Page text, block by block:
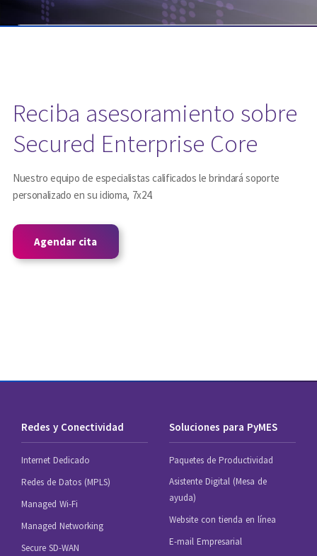
Reciba asesoramiento sobre
Secured Enterprise Core
Nuestro equipo de especialistas calificados le brindará soporte
personalizado en su idioma, 7x24.
Agendar cita
Redes y Conectividad
Internet Dedicado
Redes de Datos (MPLS)
Managed Wi-Fi
Managed Networking
Secure SD-WAN
Soluciones para PyMES
Paquetes de Productividad
Asistente Digital (Mesa de
ayuda)
Website con tienda en línea
E-mail Empresarial